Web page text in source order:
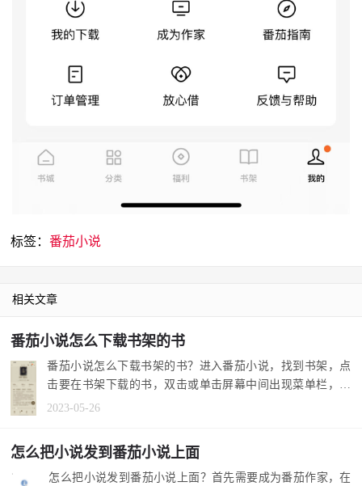
标签：番茄小说
相关文章
番茄小说怎么下载书架的书
番茄小说怎么下载书架的书？进入番茄小说，找到书架，点
击要在书架下载的书，双击或单击屏幕中间出现菜单栏，最
上方点击下载...
2023-05-26
怎么把小说发到番茄小说上面
怎么把小说发到番茄小说上面？首先需要成为番茄作家，在